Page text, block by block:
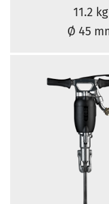
11.2 kg
Ø 45